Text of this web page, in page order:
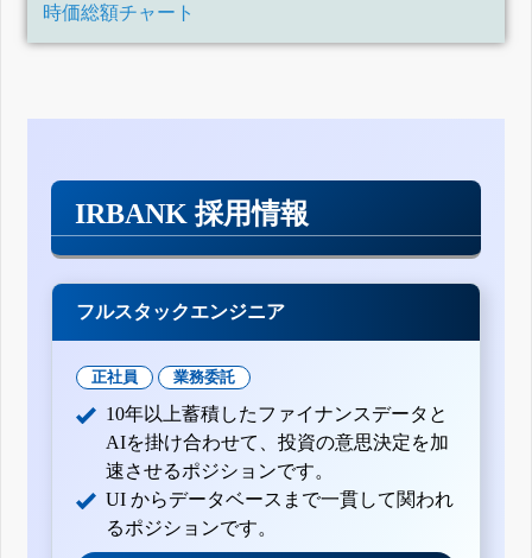
時価総額チャート
IRBANK 採用情報
フルスタックエンジニア
正社員 業務委託
10年以上蓄積したファイナンスデータと
AIを掛け合わせて、投資の意思決定を加
速させるポジションです。
UI からデータベースまで一貫して関われ
るポジションです。